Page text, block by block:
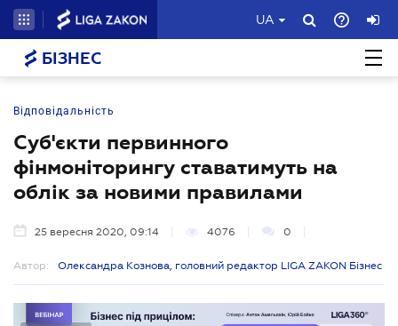
UA
БІЗНЕС
Відповідальність
Суб'єкти первинного
фінмоніторингу ставатимуть на
облік за новими правилами
25 вересня 2020, 09:14 4076 0
Автор: Олександра Кознова, головний редактор LIGA ZAKON Бізнес